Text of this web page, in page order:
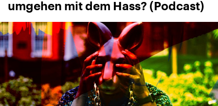
umgehen mit dem Hass? (Podcast)